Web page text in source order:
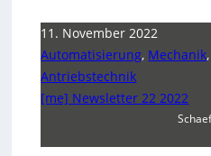
11. November 2022
Automatisierung, Mechanik,
Antriebstechnik
[me] Newsletter 22 2022